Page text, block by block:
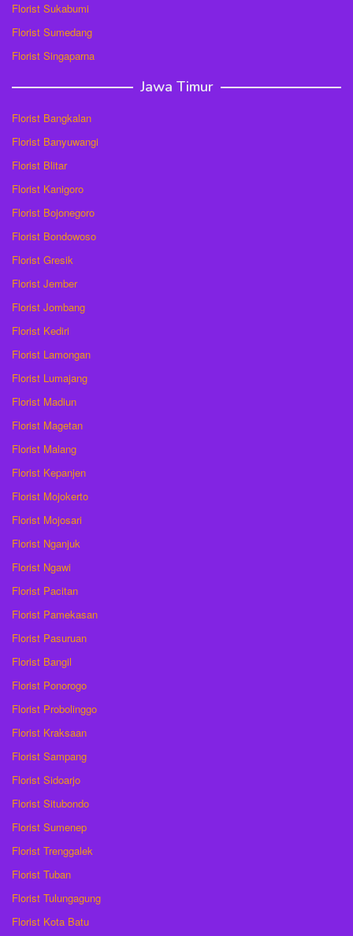
Florist Sukabumi
Florist Sumedang
Florist Singaparna
Jawa Timur
Florist Bangkalan
Florist Banyuwangi
Florist Blitar
Florist Kanigoro
Florist Bojonegoro
Florist Bondowoso
Florist Gresik
Florist Jember
Florist Jombang
Florist Kediri
Florist Lamongan
Florist Lumajang
Florist Madiun
Florist Magetan
Florist Malang
Florist Kepanjen
Florist Mojokerto
Florist Mojosari
Florist Nganjuk
Florist Ngawi
Florist Pacitan
Florist Pamekasan
Florist Pasuruan
Florist Bangil
Florist Ponorogo
Florist Probolinggo
Florist Kraksaan
Florist Sampang
Florist Sidoarjo
Florist Situbondo
Florist Sumenep
Florist Trenggalek
Florist Tuban
Florist Tulungagung
Florist Kota Batu